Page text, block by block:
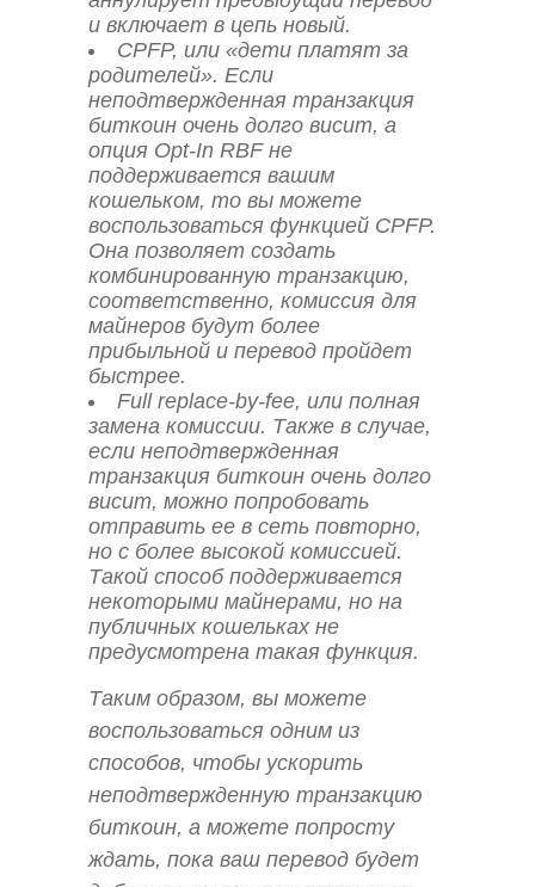
и включает в цепь новый.
CPFP, или «дети платят за
родителей». Если
неподтвержденная транзакция
биткоин очень долго висит, а
опция Opt-In RBF не
поддерживается вашим
кошельком, то вы можете
воспользоваться функцией CPFP.
Она позволяет создать
комбинированную транзакцию,
соответственно, комиссия для
майнеров будут более
прибыльной и перевод пройдет
быстрее.
Full replace-by-fee, или полная
замена комиссии. Также в случае,
если неподтвержденная
транзакция биткоин очень долго
висит, можно попробовать
отправить ее в сеть повторно,
но с более высокой комиссией.
Такой способ поддерживается
некоторыми майнерами, но на
публичных кошельках не
предусмотрена такая функция.
Таким образом, вы можете
воспользоваться одним из
способов, чтобы ускорить
неподтвержденную транзакцию
биткоин, а можете попросту
ждать, пока ваш перевод будет